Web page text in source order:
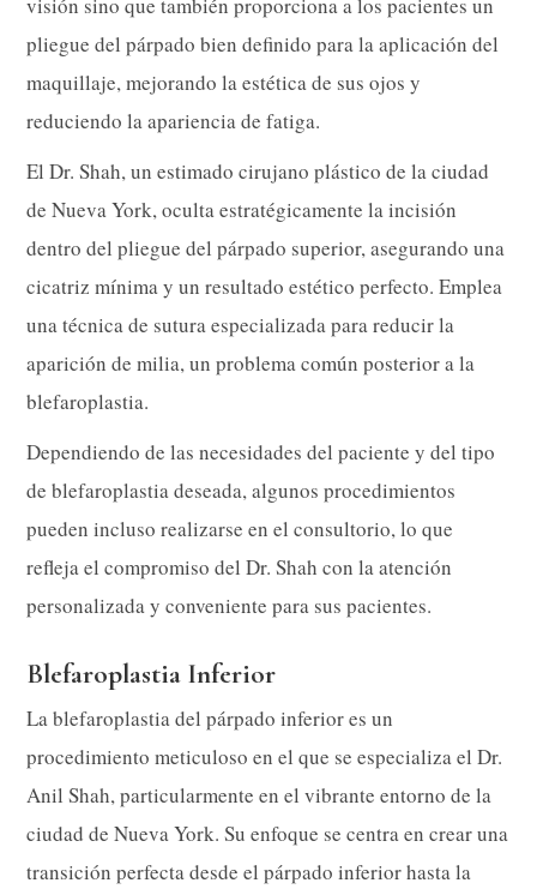
pliegue del párpado bien definido para la aplicación del
maquillaje, mejorando la estética de sus ojos y
reduciendo la apariencia de fatiga.
El Dr. Shah, un estimado cirujano plástico de la ciudad
de Nueva York, oculta estratégicamente la incisión
dentro del pliegue del párpado superior, asegurando una
cicatriz mínima y un resultado estético perfecto. Emplea
una técnica de sutura especializada para reducir la
aparición de milia, un problema común posterior a la
blefaroplastia.
Dependiendo de las necesidades del paciente y del tipo
de blefaroplastia deseada, algunos procedimientos
pueden incluso realizarse en el consultorio, lo que
refleja el compromiso del Dr. Shah con la atención
personalizada y conveniente para sus pacientes.
Blefaroplastia Inferior
La blefaroplastia del párpado inferior es un
procedimiento meticuloso en el que se especializa el Dr.
Anil Shah, particularmente en el vibrante entorno de la
ciudad de Nueva York. Su enfoque se centra en crear una
transición perfecta desde el párpado inferior hasta la